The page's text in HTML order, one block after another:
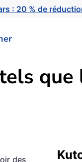
: 20 % de
que
des